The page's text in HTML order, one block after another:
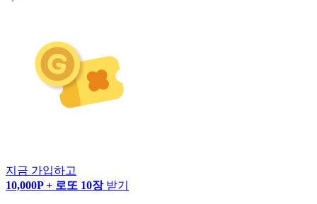
지금 가입하고
10,000P + 로또 10장 받기